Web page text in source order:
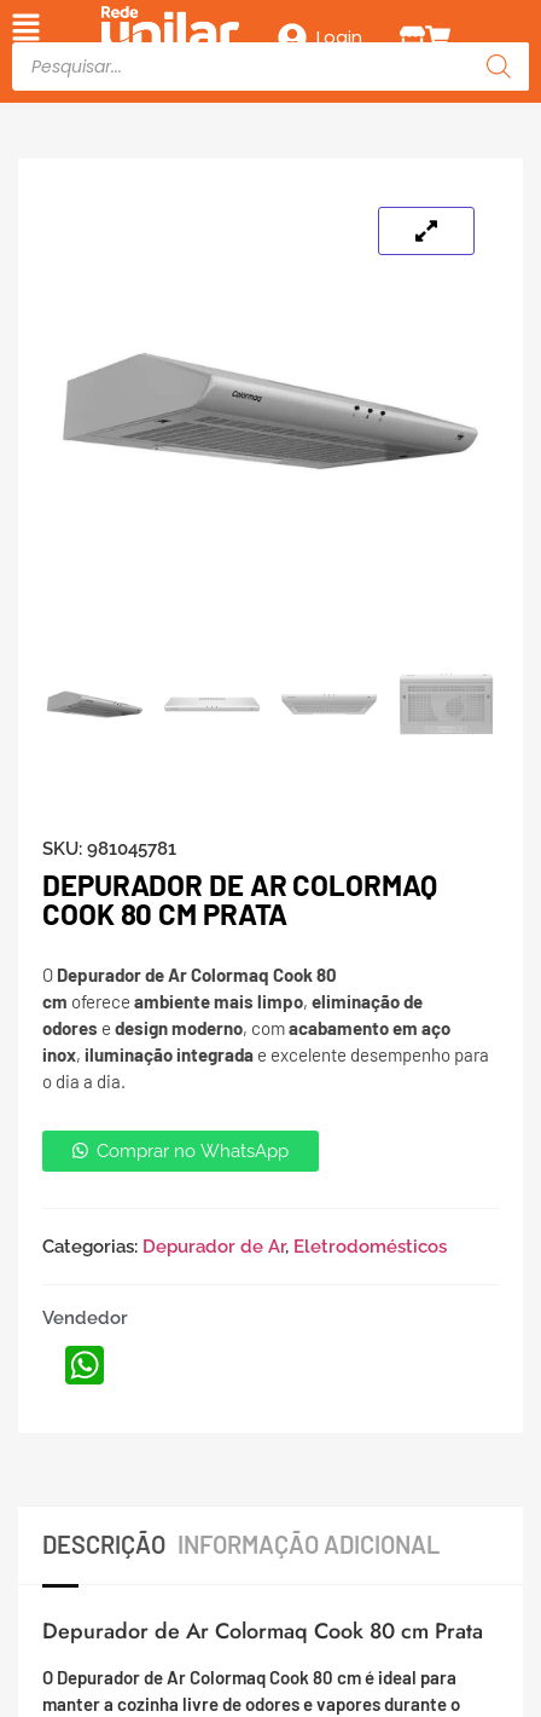
Login
SKU: 981045781
DEPURADOR DE AR COLORMAQ
COOK 80 CM PRATA
O Depurador de Ar Colormaq Cook 80
cm oferece ambiente mais limpo, eliminação de
odores e design moderno, comacabamento em aço
inox, iluminação integrada e excelente desempenho para
o dia a dia.
Comprar no WhatsApp
Categorias: Depurador de Ar, Eletrodomésticos
Vendedor
DESCRIÇÃO INFORMAÇÃO ADICIONAL
Depurador de Ar Colormaq Cook 80 cm Prata
O Depurador de Ar Colormaq Cook 80 cm é ideal para
manter a cozinha livre de odores e vapores durante o